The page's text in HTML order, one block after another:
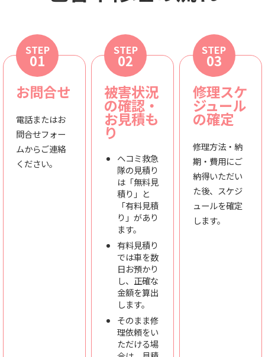
STEP
01
お問合せ
電話またはお
問合せフォー
ムからご連絡
ください。
STEP
02
被害状況
の確認・
お見積も
り
ヘコミ救急
隊の見積り
は「無料見
積り」と
「有料見積
り」があり
ます。
有料見積り
では車を数
日お預かり
し、正確な
金額を算出
します。
そのまま修
理依頼をい
ただける場
STEP
03
修理スケ
ジュール
の確定
修理方法・納
期・費用にご
納得いただい
た後、スケジ
ュールを確定
します。